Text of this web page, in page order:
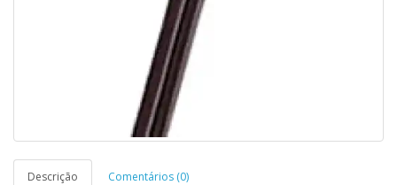
Descrição Comentários (0)